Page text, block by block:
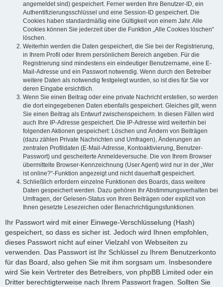
angemeldet sind) gespeichert. Ferner werden Ihre Benutzer-ID, ein
Authentifizierungsschlüssel und eine Session-ID gespeichert. Die
Cookies haben standardmäßig eine Gültigkeit von einem Jahr. Alle
Cookies können Sie jederzeit über die Funktion „Alle Cookies löschen“
löschen.
Weiterhin werden die Daten gespeichert, die Sie bei der Registrierung,
in Ihrem Profil oder Ihrem persönlichem Bereich angeben. Für die
Registrierung sind mindestens ein eindeutiger Benutzername, eine E-
Mail-Adresse und ein Passwort notwendig. Wenn durch den Betreiber
weitere Daten als notwendig festgelegt wurden, so ist dies für Sie vor
deren Eingabe ersichtlich.
Wenn Sie einen Beitrag oder eine private Nachricht erstellen, so werden
die dort eingegebenen Daten ebenfalls gespeichert. Gleiches gilt, wenn
Sie einen Beitrag als Entwurf zwischenspeichern. In diesen Fällen wird
auch Ihre IP-Adresse gespeichert. Die IP-Adresse wird weiterhin bei
folgenden Aktionen gespeichert: Löschen und Ändern von Beiträgen
(dazu zählen Private Nachrichten und Umfragen), Änderungen an
zentralen Profildaten (E-Mail-Adresse, Kontoaktivierung, Benutzer-
Passwort) und gescheiterte Anmeldeversuche. Die von Ihrem Browser
übermittelte Browser-Kennzeichnung (User Agent) wird nur in der „Wer
ist online?“-Funktion angezeigt und nicht dauerhaft gespeichert.
Schließlich erfordern einzelne Funktionen des Boards, dass weitere
Daten gespeichert werden. Dazu gehören Ihr Abstimmungsverhalten bei
Umfragen, der Gelesen-Status von Ihren Beiträgen oder explizit von
Ihnen gesetzte Lesezeichen oder Benachrichtigungsfunktionen.
Ihr Passwort wird mit einer Einwege-Verschlüsselung (Hash)
gespeichert, so dass es sicher ist. Jedoch wird Ihnen empfohlen,
dieses Passwort nicht auf einer Vielzahl von Webseiten zu
verwenden. Das Passwort ist Ihr Schlüssel zu Ihrem Benutzerkonto
für das Board, also gehen Sie mit ihm sorgsam um. Insbesondere
wird Sie kein Vertreter des Betreibers, von phpBB Limited oder ein
Dritter berechtigterweise nach Ihrem Passwort fragen. Sollten Sie